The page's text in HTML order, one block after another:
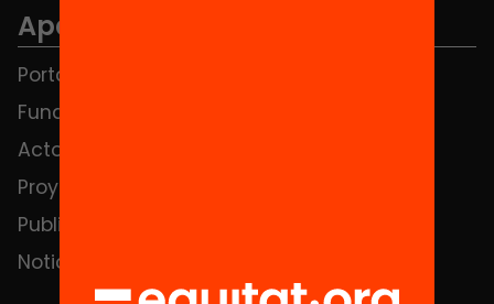
Apartados
Portada
Fundación
Actos
Proyectos
Publicaciones y vídeos
Noticias